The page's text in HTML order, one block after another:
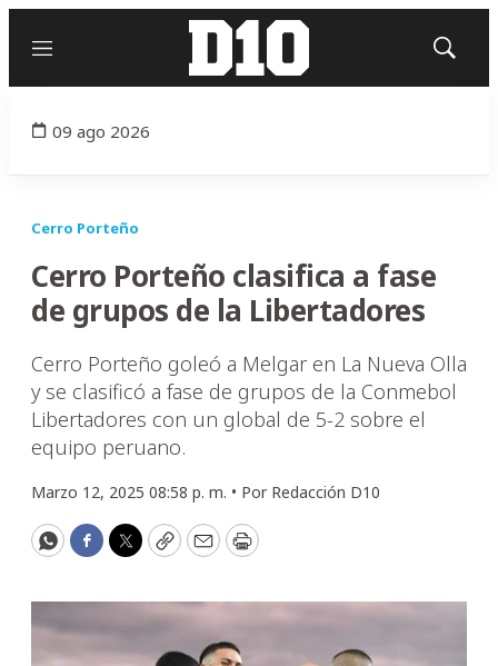
Menú
Mostrar
09 ago 2026
Cerro Porteño
Cerro Porteño clasifica a fase
de grupos de la Libertadores
Cerro Porteño goleó a Melgar en La Nueva Olla
y se clasificó a fase de grupos de la Conmebol
Libertadores con un global de 5-2 sobre el
equipo peruano.
Marzo 12, 2025 08:58 p. m. • Por Redacción D10
WhatsApp
Facebook
Twitter
CopyEmailPrint